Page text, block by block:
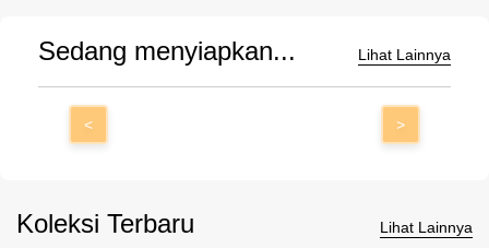
Sedang menyiapkan... Lihat Lainnya
< >
Koleksi Terbaru Lihat Lainnya